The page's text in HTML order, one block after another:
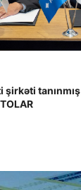
şirkəti